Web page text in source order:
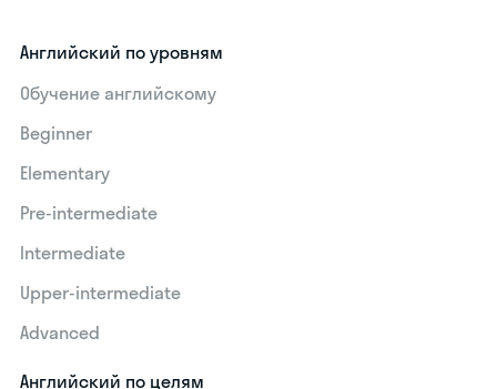
Английский по уровням
Обучение английскому
Beginner
Elementary
Pre-intermediate
Intermediate
Upper-intermediate
Advanced
Английский по целям